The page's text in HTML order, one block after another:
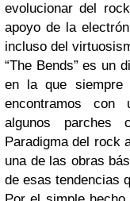
evolucionar del
apoyo de la
incluso del
“The Bends” es un
en la que siempre
encontramos con
algunos parches
Paradigma del rock
una de las obras
de esas tendencias